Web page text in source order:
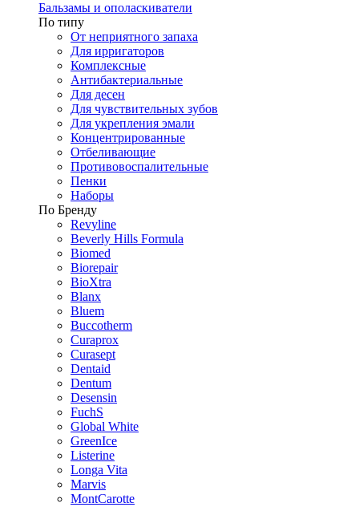
Бальзамы и ополаскиватели
По типу
От неприятного запаха
Для ирригаторов
Комплексные
Антибактериальные
Для десен
Для чувствительных зубов
Для укрепления эмали
Концентрированные
Отбеливающие
Противовоспалительные
Пенки
Наборы
По Бренду
Revyline
Beverly Hills Formula
Biomed
Biorepair
BioXtra
Blanx
Bluem
Buccotherm
Curaprox
Curasept
Dentaid
Dentum
Desensin
FuchS
Global White
GreenIce
Listerine
Longa Vita
Marvis
MontCarotte